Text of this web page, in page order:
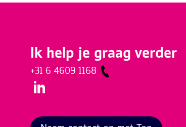
Ik help je graag verder
+31 6 4609 1168